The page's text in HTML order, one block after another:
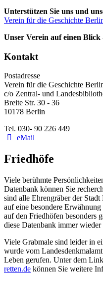
Unterstützen Sie uns und
Verein für die Geschichte
Unser Verein auf einen Blick
Kontakt
Postadresse
Verein für die Geschichte
c/o Zentral- und
Breite Str. 30 - 36
10178 Berlin
Tel. 030- 90 226 449
eMail
Friedhöfe
Viele berühmte
Datenbank können Sie
sind alle Ehrengräber der
auf eine besondere
auf den Friedhöfen besonders
diese Datenbank immer
Viele Grabmale sind leider in
wurde vom
Leben gerufen. Unter dem Link
retten.de können Sie weitere